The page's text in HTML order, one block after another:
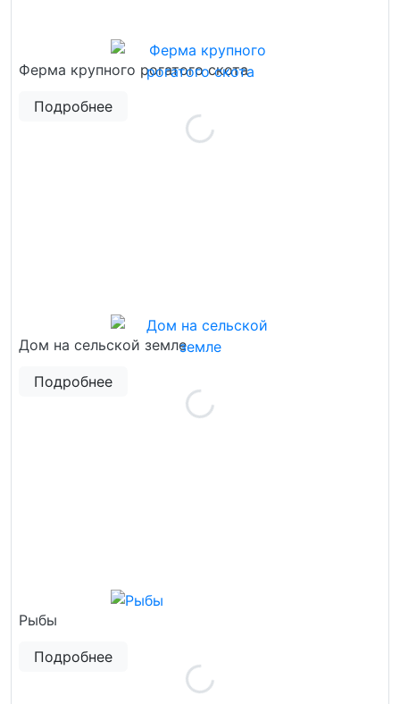
Ферма крупного рогатого скота
Подробнее
Дом на сельской земле
Подробнее
Рыбы
Подробнее